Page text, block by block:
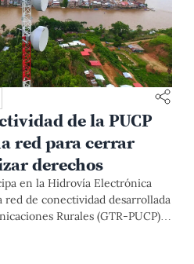
de la PUCP
red para cerrar
derechos
en la Hidrovía Electrónica
de conectividad desarrollada
Rurales (GTR-PUCP)
cómo ha sido el